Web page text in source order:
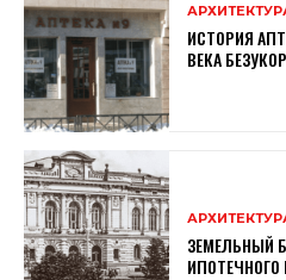
ИСТОРИЯ
ВЕКА
ЗЕМЕЛЬНЫЙ